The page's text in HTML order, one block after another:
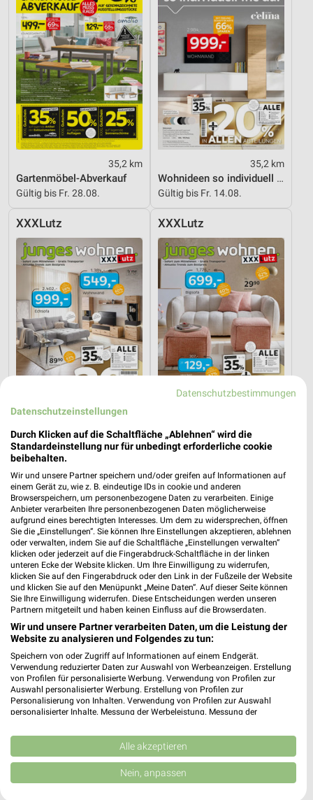
35,2 km
Gartenmöbel-Abverkauf
Gültig bis Fr. 28.08.
35,2 km
Wohnideen so individuell wie du!
Gültig bis Fr. 14.08.
XXXLutz
35,2 km
Junges Wohnen
Noch morgen gültig
XXXLutz
35,2 km
Junges Wohnen
XXXLutz
35,2 km
Schlafzimmer Spezial
XXXLutz
35,2 km
XXXLutz XXXLutz
Datenschutzbestimmungen
Datenschutzeinstellungen
Durch Klicken auf die Schaltfläche „Ablehnen“ wird die
Standardeinstellung nur für unbedingt erforderliche cookie
beibehalten.
Wir und unsere Partner speichern und/oder greifen auf Informationen auf
einem Gerät zu, wie z. B. eindeutige IDs in cookie und anderen
Browserspeichern, um personenbezogene Daten zu verarbeiten. Einige
Anbieter verarbeiten Ihre personenbezogenen Daten möglicherweise
aufgrund eines berechtigten Interesses. Um dem zu widersprechen, öffnen
Sie die „Einstellungen“. Sie können Ihre Einstellungen akzeptieren, ablehnen
oder verwalten, indem Sie auf die Schaltfläche „Einstellungen verwalten“
klicken oder jederzeit auf die Fingerabdruck-Schaltfläche in der linken
unteren Ecke der Website klicken. Um Ihre Einwilligung zu widerrufen,
klicken Sie auf den Fingerabdruck oder den Link in der Fußzeile der Website
und klicken Sie auf den Menüpunkt „Meine Daten“. Auf dieser Seite können
Sie Ihre Einwilligung widerrufen. Diese Entscheidungen werden unseren
Partnern mitgeteilt und haben keinen Einfluss auf die Browserdaten.
Wir und unsere Partner verarbeiten Daten, um die Leistung der
Website zu analysieren und Folgendes zu tun:
Speichern von oder Zugriff auf Informationen auf einem Endgerät.
Verwendung reduzierter Daten zur Auswahl von Werbeanzeigen. Erstellung
von Profilen für personalisierte Werbung. Verwendung von Profilen zur
Auswahl personalisierter Werbung. Erstellung von Profilen zur
Personalisierung von Inhalten. Verwendung von Profilen zur Auswahl
personalisierter Inhalte. Messung der Werbeleistung. Messung der
Kombinationen von Daten aus verschiedenen Quellen. Entwicklung und
Verbesserung der Angebote. Verwendung reduzierter Daten zur Auswahl
von Inhalten.
Daten können außerhalb der Europäischen Union weitergegeben und in die
USA gesendet werden.
Alle akzeptieren
Nein, anpassen